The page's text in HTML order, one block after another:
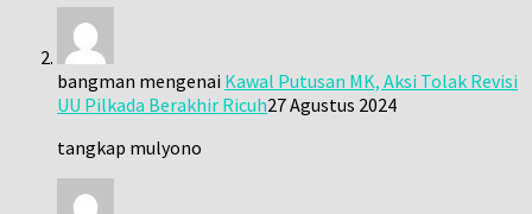
bangman mengenai Kawal Putusan MK, Aksi Tolak Revisi
UU Pilkada Berakhir Ricuh27 Agustus 2024
tangkap mulyono